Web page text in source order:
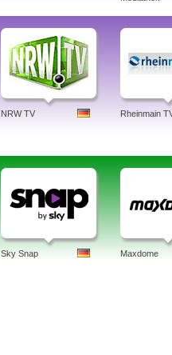
NRW TV Rheinmain
Sky Snap Maxdome